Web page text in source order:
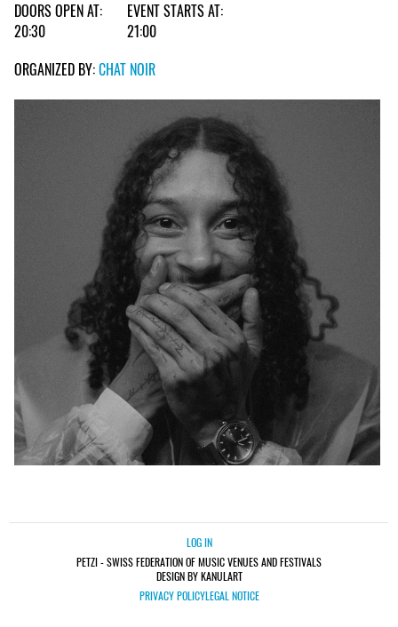
DOORS OPEN AT:
20:30
EVENT STARTS AT:
21:00
ORGANIZED BY:CHAT NOIR
LOG IN
PETZI - SWISS FEDERATION OF MUSIC VENUES AND FESTIVALS
DESIGN BY KANULART
PRIVACY POLICYLEGAL NOTICE